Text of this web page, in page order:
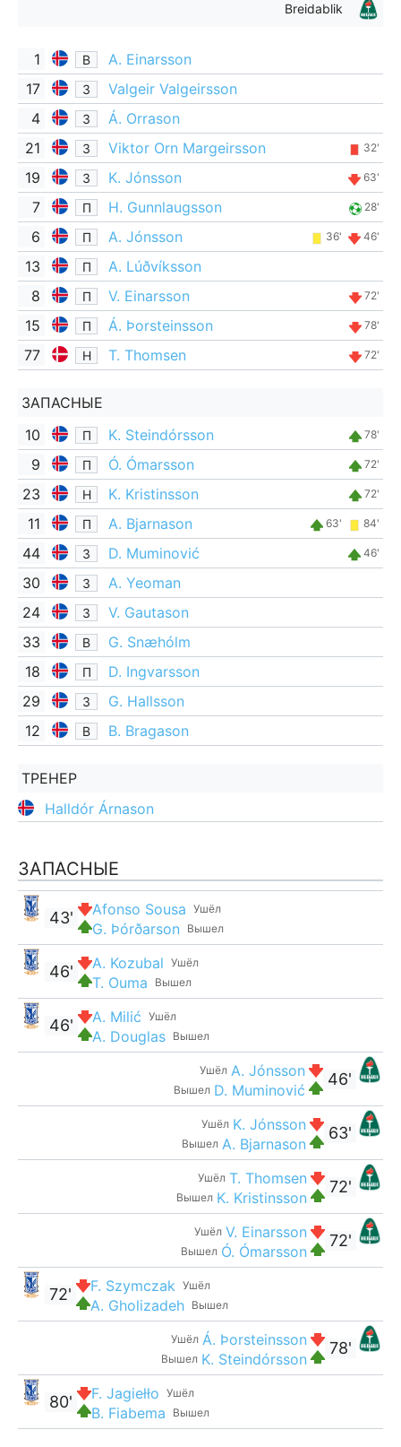
Breidablik
1 В
A. Einarsson
17
З
Valgeir Valgeirsson
4
З
Á. Orrason
21
З Viktor Orn Margeirsson 32'
19 З K. Jónsson 63'
7 П H. Gunnlaugsson 28'
6 П A. Jónsson 36' 46'
13 П
A. Lúðvíksson
8
П V. Einarsson 72'
15 П Á. Þorsteinsson 78'
77 Н T. Thomsen 72'
ЗАПАСНЫЕ
10
П K. Steindórsson 78'
9 П Ó. Ómarsson 72'
23 Н K. Kristinsson 72'
11 П A. Bjarnason 63' 84'
44 З D. Muminović 46'
30 З
A. Yeoman
24
З
V. Gautason
33
В
G. Snæhólm
18
П
D. Ingvarsson
29
З
G. Hallsson
12
В B. Bragason
ТРЕНЕР
Halldór Árnason
ЗАПАСНЫЕ
Ушёл
Afonso Sousa
Вышел
G. Þórðarson
43'
Ушёл
A. Kozubal
Вышел
T. Ouma
46'
Ушёл
A. Milić
Вышел
A. Douglas
46'
46'
Ушёл A. Jónsson
Вышел D. Muminović
63'
Ушёл K. Jónsson
Вышел A. Bjarnason
72'
Ушёл T. Thomsen
Вышел K. Kristinsson
72'
Ушёл V. Einarsson
Вышел Ó. Ómarsson
Ушёл
F. Szymczak
Вышел
A. Gholizadeh
72'
78'
Ушёл Á. Þorsteinsson
Вышел K. Steindórsson
Ушёл
F. Jagiełło
Вышел
B. Fiabema
80'